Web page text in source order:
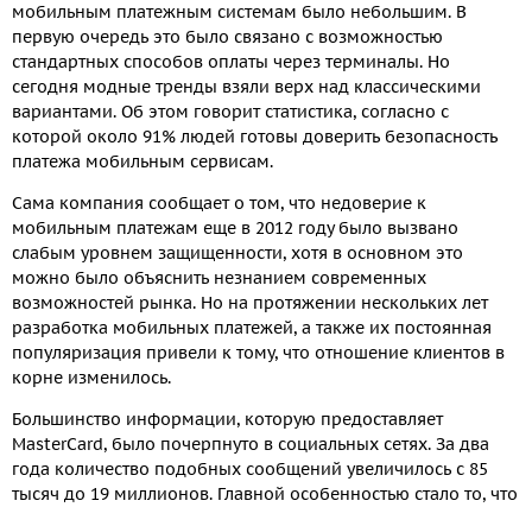
мобильным платежным системам было небольшим. В
первую очередь это было связано с возможностью
стандартных способов оплаты через терминалы. Но
сегодня модные тренды взяли верх над классическими
вариантами. Об этом говорит статистика, согласно с
которой около 91% людей готовы доверить безопасность
платежа мобильным сервисам.
Сама компания сообщает о том, что недоверие к
мобильным платежам еще в 2012 году было вызвано
слабым уровнем защищенности, хотя в основном это
можно было объяснить незнанием современных
возможностей рынка. Но на протяжении нескольких лет
разработка мобильных платежей, а также их постоянная
популяризация привели к тому, что отношение клиентов в
корне изменилось.
Большинство информации, которую предоставляет
MasterCard, было почерпнуто в социальных сетях. За два
года количество подобных сообщений увеличилось с 85
тысяч до 19 миллионов. Главной особенностью стало то, что